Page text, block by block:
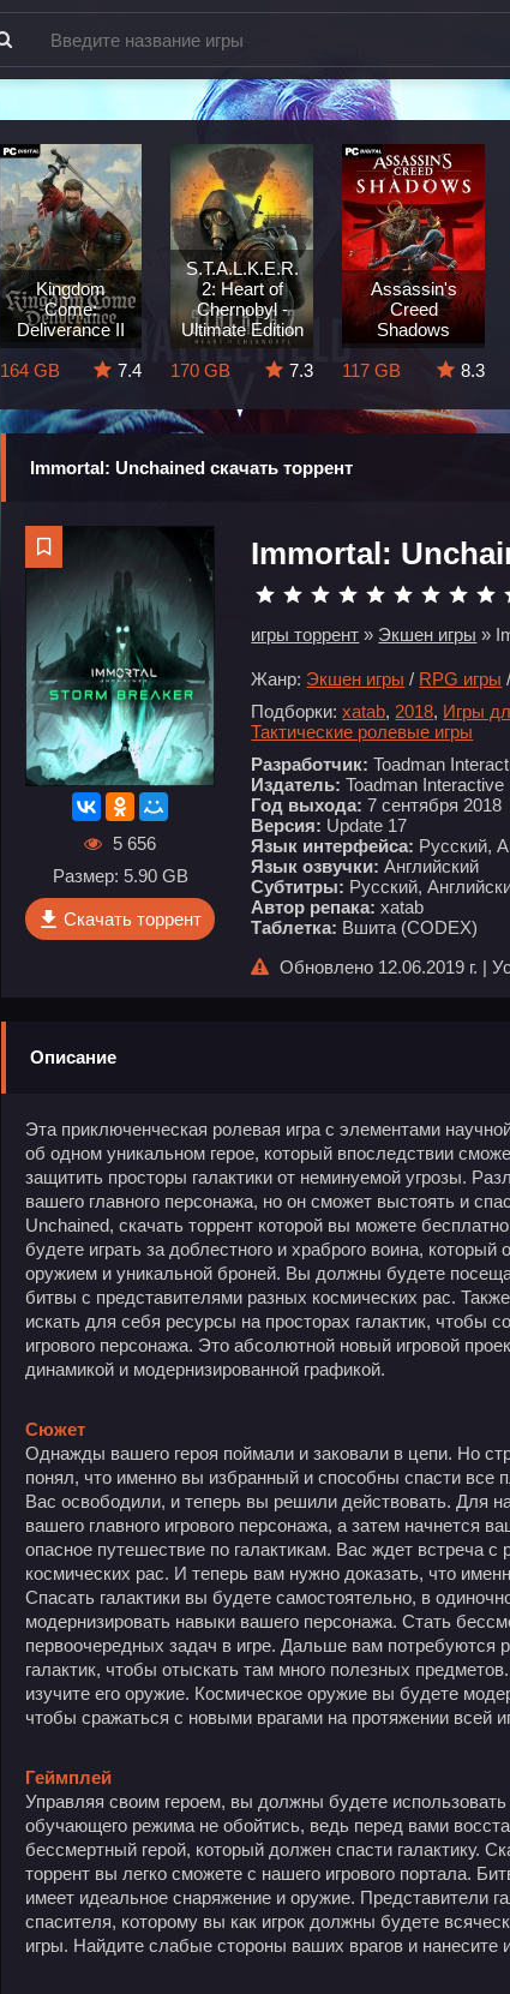
Kingdom
Come:
Deliverance II
164 GB
7.4
S.T.A.L.K.E.R.
2: Heart of
Chernobyl -
Ultimate Edition
170 GB
7.3
Assassin's
Creed
Shadows
117 GB
8.3
Immortal: Unchained скачать торрент
5 656
Размер: 5.90 GB
Скачать торрент
Immortal:
игры торрент » Экшен игры »
Жанр: Экшен игры / RPG игры /
Подборки: xatab, 2018, Игры
Тактические ролевые игры
Разработчик: Toadman
Издатель: Toadman Interactive
Год выхода: 7 сентября 2018
Версия: Update 17
Язык интерфейса: Русский,
Язык озвучки: Английский
Субтитры: Русский,
Автор репака: xatab
Таблетка: Вшита (CODEX)
Обновлено 12.06.2019 г. |
Описание
Эта приключенческая ролевая игра с элементами
об одном уникальном герое, который впоследствии
защитить просторы галактики от неминуемой угрозы.
вашего главного персонажа, но он сможет выстоять и
Unchained, скачать торрент которой вы можете
будете играть за доблестного и храброго воина,
оружием и уникальной броней. Вы должны будете
битвы с представителями разных космических рас.
искать для себя ресурсы на просторах галактик, чтобы
игрового персонажа. Это абсолютной новый игровой
динамикой и модернизированной графикой.
Сюжет
Однажды вашего героя поймали и заковали в цепи. Но
понял, что именно вы избранный и способны спасти все
Вас освободили, и теперь вы решили действовать. Для
вашего главного игрового персонажа, а затем начнется
опасное путешествие по галактикам. Вас ждет встреча
космических рас. И теперь вам нужно доказать, что
Спасать галактики вы будете самостоятельно, в
модернизировать навыки вашего персонажа. Стать
первоочередных задач в игре. Дальше вам потребуются
галактик, чтобы отыскать там много полезных
изучите его оружие. Космическое оружие вы будете
чтобы сражаться с новыми врагами на протяжении всей
Геймплей
Управляя своим героем, вы должны будете
обучающего режима не обойтись, ведь перед вами
бессмертный герой, который должен спасти галактику.
торрент вы легко сможете с нашего игрового портала.
имеет идеальное снаряжение и оружие. Представители
спасителя, которому вы как игрок должны будете
игры. Найдите слабые стороны ваших врагов и нанесите